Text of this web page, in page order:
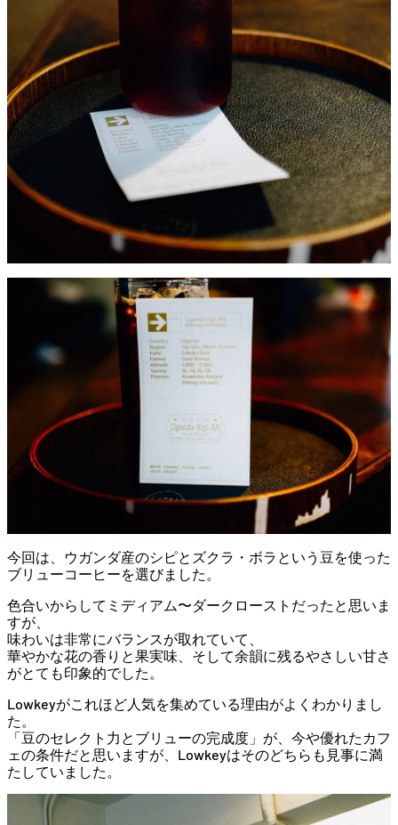
今回は、 ウガンダ産のシ ピと ズクラ・ ボラ という 豆を使った
ブリューコーヒーを選びま した。
色合いから して ミディアム〜ダーク ロースト だった と 思い ま
すが、
味わいは非常にバランス が取れていて、
華やかな花の香り と果実味、 そして余韻に残るやさしい甘さ
がとても印象的でした。
Lowkeyが これほど 人気を集めている理由が よく わかり ま し
た。
「豆のセレクト 力 と ブリューの完成度」 が、 今や優れ た カフ
ェの条件だと 思い ますが、 Lowkeyはそのどちら も 見事に満
た してい ま した。